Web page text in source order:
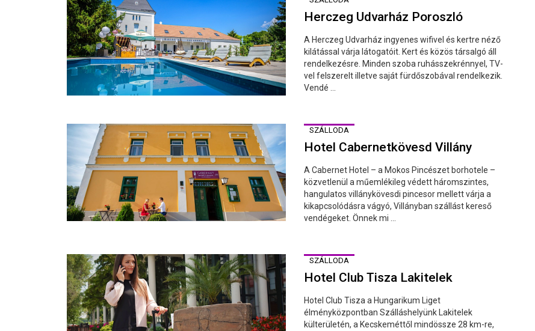
Herczeg Udvarház Poroszló
A Herczeg Udvarház ingyenes wifivel és kertre néző
kilátással várja látogatóit. Kert és közös társalgó áll
rendelkezésre. Minden szoba ruhásszekrénnyel, TV-
vel felszerelt illetve saját fürdőszobával rendelkezik.
Vendé ...
SZÁLLODA
Hotel Cabernetkövesd Villány
A Cabernet Hotel – a Mokos Pincészet borhotele –
közvetlenül a műemlékileg védett háromszintes,
hangulatos villánykövesdi pincesor mellett várja a
kikapcsolódásra vágyó, Villányban szállást kereső
vendégeket. Önnek mi ...
SZÁLLODA
Hotel Club Tisza Lakitelek
Hotel Club Tisza a Hungarikum Liget
élményközpontban Szálláshelyünk Lakitelek
külterületén, a Kecskeméttől mindössze 28 km-re,